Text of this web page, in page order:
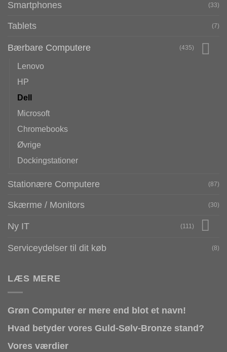
Smartphones (33)
Tablets (7)
Bærbare Computere (435)
Lenovo
HP
Dell
Microsoft
Chromebooks
Øvrige
Dockingstationer
Stationære Computere (87)
Skærme / Monitors (30)
Ny IT (111)
Serviceydelser til dit køb (8)
LÆS MERE
Grøn Computer er mere end blot et navn!
Hvad betyder vores Guld-Sølv-Bronze stand?
Vores værdier